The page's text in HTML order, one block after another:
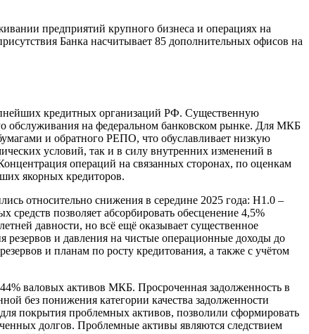
предприятий крупного бизнеса и операциях на
Банка насчитывает 85 дополнительных офисов на
кредитных организаций РФ. Существенную
обслуживания на федеральном банковском рынке. Для МКБ
и обратного РЕПО, что обуславливает низкую
условий, так и в силу внутренних изменений в
операций на связанных сторонах, по оценкам
якорных кредиторов.
относительно снижения в середине 2025 года: Н1.0 –
позволяет абсорбировать обесценение 4,5%
давности, но всё ещё оказывает существенное
резервов и давления на чистые операционные доходы до
и планам по росту кредитования, а также с учётом
валовых активов МКБ. Просроченная задолженность в
без понижения категории качества задолженности
покрытия проблемных активов, позволили сформировать
долгов. Проблемные активы являются следствием